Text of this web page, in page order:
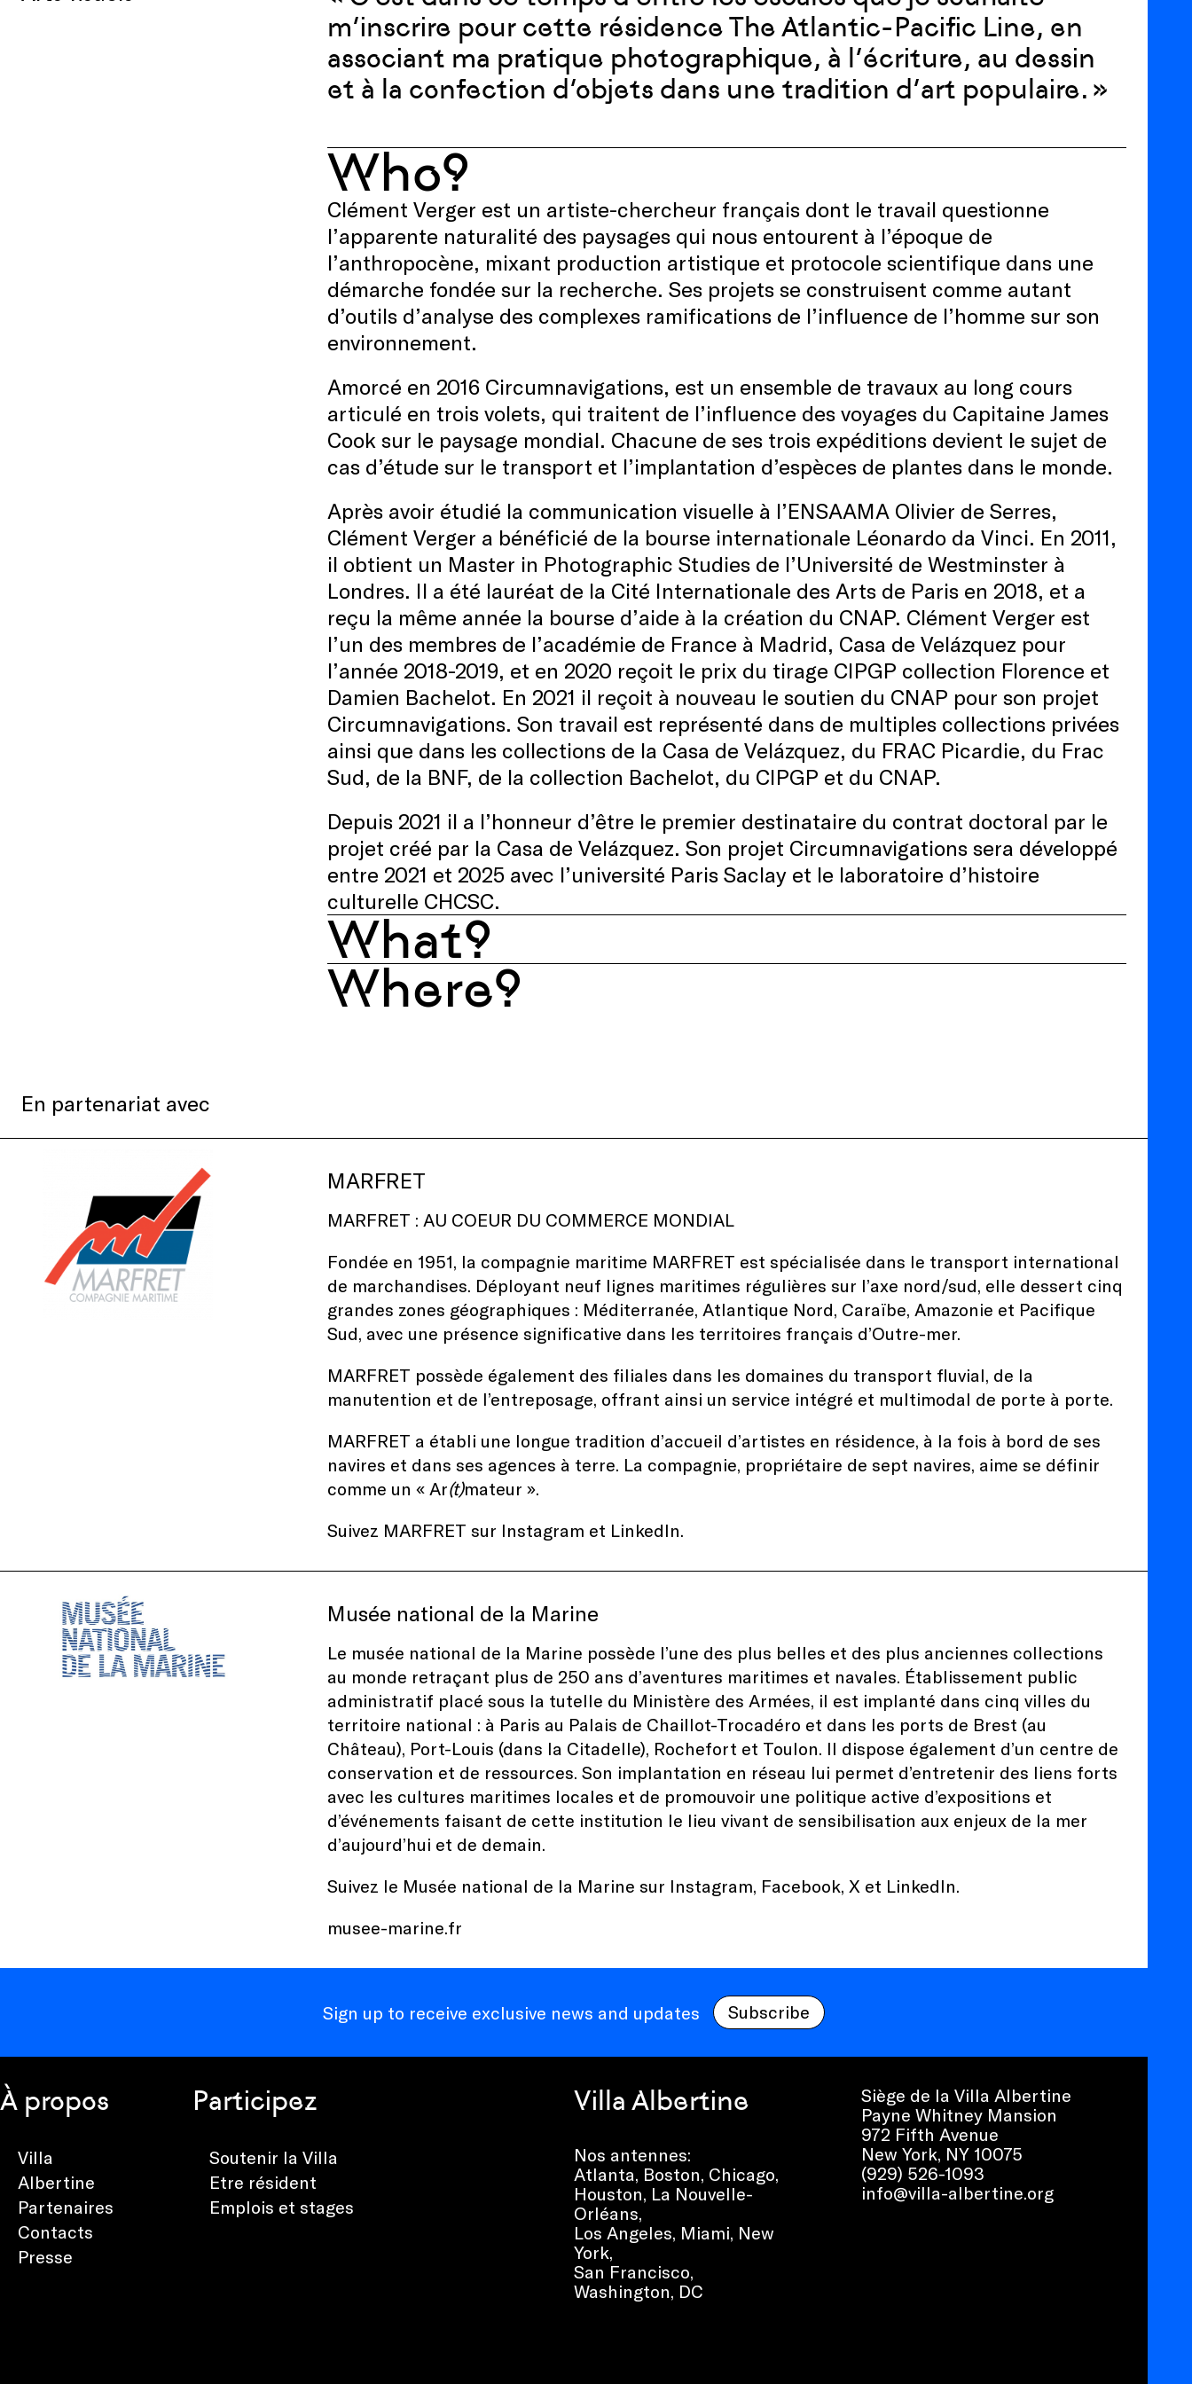
m’inscrire pour cette résidence The Atlantic-Pacific Line, en
associant ma pratique photographique, à l’écriture, au dessin
et à la confection d’objets dans une tradition d’art populaire. »
Who?
Clément Verger est un artiste-chercheur français dont le travail questionne
l’apparente naturalité des paysages qui nous entourent à l’époque de
l’anthropocène, mixant production artistique et protocole scientifique dans une
démarche fondée sur la recherche. Ses projets se construisent comme autant
d’outils d’analyse des complexes ramifications de l’influence de l’homme sur son
environnement.
Amorcé en 2016 Circumnavigations, est un ensemble de travaux au long cours
articulé en trois volets, qui traitent de l’influence des voyages du Capitaine James
Cook sur le paysage mondial. Chacune de ses trois expéditions devient le sujet de
cas d’étude sur le transport et l’implantation d’espèces de plantes dans le monde.
Après avoir étudié la communication visuelle à l’ENSAAMA Olivier de Serres,
Clément Verger a bénéficié de la bourse internationale Léonardo da Vinci. En 2011,
il obtient un Master in Photographic Studies de l’Université de Westminster à
Londres. Il a été lauréat de la Cité Internationale des Arts de Paris en 2018, et a
reçu la même année la bourse d’aide à la création du CNAP. Clément Verger est
l’un des membres de l’académie de France à Madrid, Casa de Velázquez pour
l’année 2018-2019, et en 2020 reçoit le prix du tirage CIPGP collection Florence et
Damien Bachelot. En 2021 il reçoit à nouveau le soutien du CNAP pour son projet
Circumnavigations. Son travail est représenté dans de multiples collections privées
ainsi que dans les collections de la Casa de Velázquez, du FRAC Picardie, du Frac
Sud, de la BNF, de la collection Bachelot, du CIPGP et du CNAP.
Depuis 2021 il a l’honneur d’être le premier destinataire du contrat doctoral par le
projet créé par la Casa de Velázquez. Son projet Circumnavigations sera développé
entre 2021 et 2025 avec l’université Paris Saclay et le laboratoire d’histoire
culturelle CHCSC.
What?
Where?
En partenariat avec
MARFRET
MARFRET : AU COEUR DU COMMERCE MONDIAL
Fondée en 1951, la compagnie maritime MARFRET est spécialisée dans le transport international
de marchandises. Déployant neuf lignes maritimes régulières sur l’axe nord/sud, elle dessert cinq
grandes zones géographiques : Méditerranée, Atlantique Nord, Caraïbe, Amazonie et Pacifique
Sud, avec une présence significative dans les territoires français d’Outre-mer.
MARFRET possède également des filiales dans les domaines du transport fluvial, de la
manutention et de l’entreposage, offrant ainsi un service intégré et multimodal de porte à porte.
MARFRET a établi une longue tradition d’accueil d’artistes en résidence, à la fois à bord de ses
navires et dans ses agences à terre. La compagnie, propriétaire de sept navires, aime se définir
comme un « Ar(t)mateur ».
Suivez MARFRET sur Instagram et LinkedIn.
Musée national de la Marine
Le musée national de la Marine possède l’une des plus belles et des plus anciennes collections
au monde retraçant plus de 250 ans d’aventures maritimes et navales. Établissement public
administratif placé sous la tutelle du Ministère des Armées, il est implanté dans cinq villes du
territoire national : à Paris au Palais de Chaillot-Trocadéro et dans les ports de Brest (au
Château), Port-Louis (dans la Citadelle), Rochefort et Toulon. Il dispose également d’un centre de
conservation et de ressources. Son implantation en réseau lui permet d’entretenir des liens forts
avec les cultures maritimes locales et de promouvoir une politique active d’expositions et
d’événements faisant de cette institution le lieu vivant de sensibilisation aux enjeux de la mer
d’aujourd’hui et de demain.
Suivez le Musée national de la Marine sur Instagram, Facebook, X et LinkedIn.
musee-marine.fr
Sign up to receive exclusive news and updates Subscribe
À propos
Villa
Albertine
Partenaires
Contacts
Presse
Participez
Soutenir la Villa
Etre résident
Emplois et stages
Villa Albertine
Nos antennes:
Atlanta, Boston, Chicago,
Houston, La Nouvelle-
Orléans,
Los Angeles, Miami, New
York,
San Francisco,
Washington, DC
Siège de la Villa Albertine
Payne Whitney Mansion
972 Fifth Avenue
New York, NY 10075
(929) 526-1093
info@villa-albertine.org